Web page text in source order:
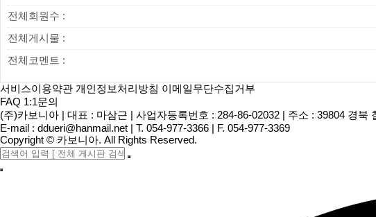
전체회원수 :
전체게시물 :
전체코멘트 :
서비스이용약관 개인정보처리방침 이메일무단수집거부
FAQ 1:1문의
(주)카보니아 | 대표 : 마삼근 | 사업자등록번호 : 284-86-02032 | 주소 : 39804 경북
E-mail : ddueri@hanmail.net | T. 054-977-3366 | F. 054-977-3369
Copyright © 카보니아. All Rights Reserved.